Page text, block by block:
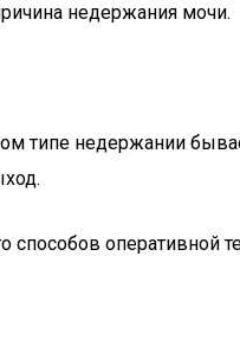
недержания мочи.
типе недержании
оперативной